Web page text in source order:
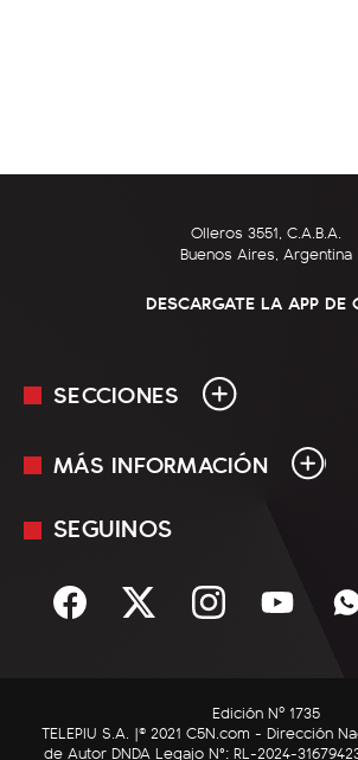
Olleros 3551, C.A.B.A.
Buenos Aires, Argentina
DESCARGATE LA APP DE
SECCIONES
En Vivo
Sociedad
C5N Autos
MÁS INFORMACIÓN
Mediakit
Términos y condiciones
SEGUINOS
Edición Nº 1735
TELEPIU S.A. |© 2021 C5N.com - Dirección
de Autor DNDA Legajo N°: RL-2024-